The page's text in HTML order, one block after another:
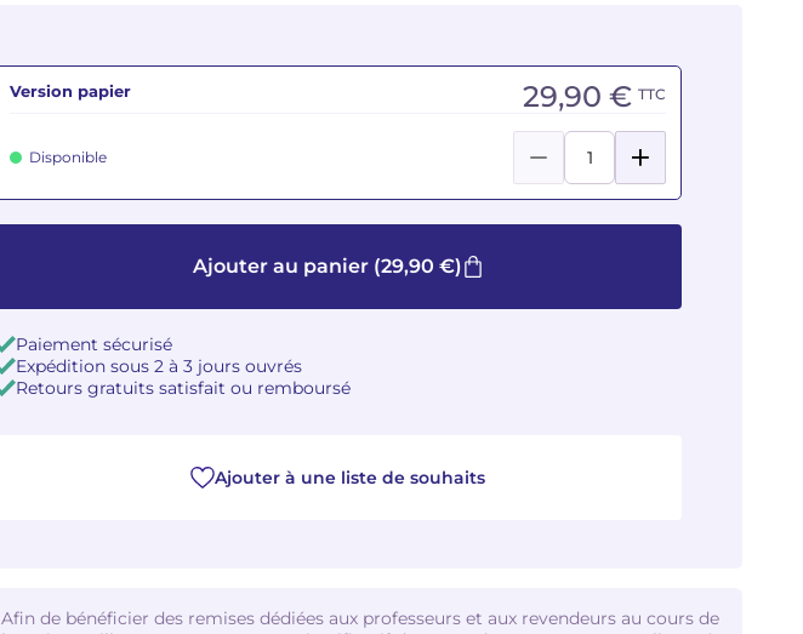
Version papier 29,90 € TTC
Disponible
Ajouter au panier(29,90 €)
Paiement sécurisé
Expédition sous 2 à 3 jours ouvrés
Retours gratuits satisfait ou remboursé
Ajouter à une liste de souhaits
Afin de bénéficier des remises dédiées aux professeurs et aux revendeurs au cours de